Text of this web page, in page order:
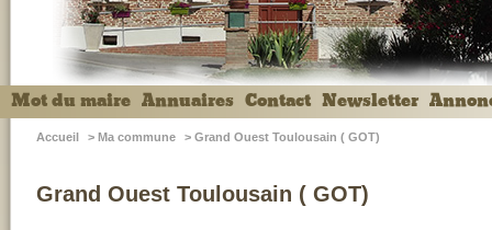
Mot du maire Annuaires Contact Newsletter
Accueil > Ma commune > Grand Ouest Toulousain ( GOT)
Grand Ouest Toulousain ( GOT)